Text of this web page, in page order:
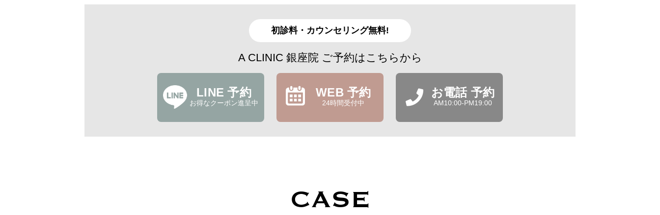
初診料・カウンセリング無料!
A CLINIC 銀座院 ご予約はこちらから
LINE 予約
お得なクーポン進呈中
WEB 予約
24時間受付中
お電話 予約
AM10:00-PM19:00
CASE